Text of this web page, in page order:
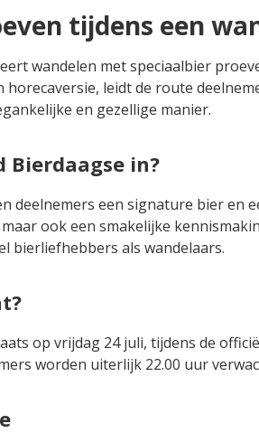
tijdens een
wandelen met speciaalbier
horecaversie, leidt de route
en gezellige manier.
Bierdaagse in?
deelnemers een signature bier en
ook een smakelijke
bierliefhebbers als wandelaars.
op vrijdag 24 juli, tijdens de
worden uiterlijk 22.00 uur